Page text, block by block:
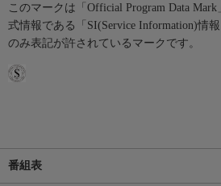
このマークは「Official Program Data
式情報である「SI(Service Information)情
のみ表記が許されているマークです。
番組表